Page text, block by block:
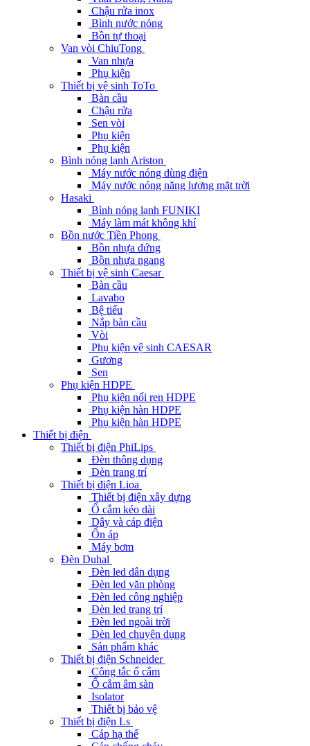
Chậu rửa inox
Bình nước nóng
Bồn tự thoại
Van vòi ChiuTong
Van nhựa
Phụ kiện
Thiết bị vệ sinh ToTo
Bàn cầu
Chậu rửa
Sen vòi
Phụ kiện
Phụ kiện
Bình nóng lạnh Ariston
Máy nước nóng dùng điện
Máy nước nóng năng lương mặt trời
Hasaki
Bình nóng lạnh FUNIKI
Máy làm mát không khí
Bồn nước Tiền Phong
Bồn nhựa đứng
Bồn nhựa ngang
Thiết bị vệ sinh Caesar
Bàn cầu
Lavabo
Bệ tiểu
Nắp bàn cầu
Vòi
Phụ kiện vệ sinh CAESAR
Gương
Sen
Phụ kiện HDPE
Phụ kiện nối ren HDPE
Phụ kiện hàn HDPE
Phụ kiện hàn HDPE
Thiết bị điện
Thiết bị điện PhiLips
Đèn thông dụng
Đèn trang trí
Thiết bị điện Lioa
Thiết bị điện xây dựng
Ổ cắm kéo dài
Dây và cáp điện
Ổn áp
Máy bơm
Đèn Duhal
Đèn led dân dụng
Đèn led văn phòng
Đèn led công nghiệp
Đèn led trang trí
Đèn led ngoài trời
Đèn led chuyên dụng
Sản phẩm khác
Thiết bị điện Schneider
Công tắc ổ cắm
Ổ cắm âm sàn
Isolator
Thiết bị bảo vệ
Thiết bị điện Ls
Cáp hạ thế